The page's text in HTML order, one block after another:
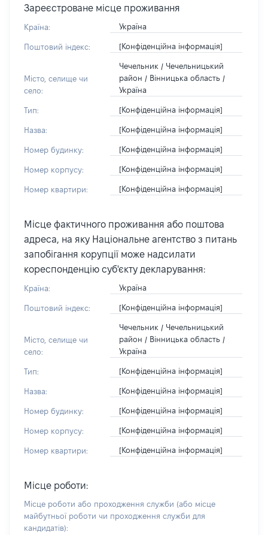
Зареєстроване місце проживання
Країна: Україна
Поштовий індекс: [Конфіденційна інформація]
Місто, селище чи
село:
Чечельник / Чечельницький
район / Вінницька область /
Україна
Тип: [Конфіденційна інформація]
Назва: [Конфіденційна інформація]
Номер будинку: [Конфіденційна інформація]
Номер корпусу: [Конфіденційна інформація]
Номер квартири: [Конфіденційна інформація]
Місце фактичного проживання або поштова
адреса, на яку Національне агентство з питань
запобігання корупції може надсилати
кореспонденцію суб'єкту декларування:
Країна: Україна
Поштовий індекс: [Конфіденційна інформація]
Місто, селище чи
село:
Чечельник / Чечельницький
район / Вінницька область /
Україна
Тип: [Конфіденційна інформація]
Назва: [Конфіденційна інформація]
Номер будинку: [Конфіденційна інформація]
Номер корпусу: [Конфіденційна інформація]
Номер квартири: [Конфіденційна інформація]
Місце роботи:
Місце роботи або проходження служби (або місце
майбутньої роботи чи проходження служби для
кандидатів):